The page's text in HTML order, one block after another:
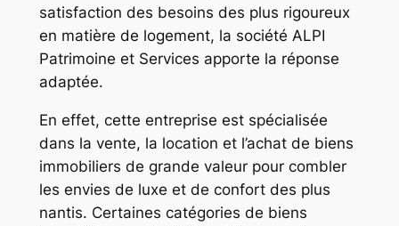
satisfaction des besoins des plus rigoureux
en matière de logement, la société ALPI
Patrimoine et Services apporte la réponse
adaptée.
En effet, cette entreprise est spécialisée
dans la vente, la location et l’achat de biens
immobiliers de grande valeur pour combler
les envies de luxe et de confort des plus
nantis. Certaines catégories de biens